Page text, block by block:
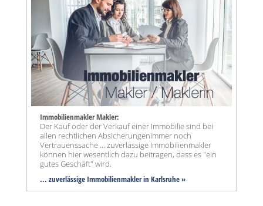
Immobilienmakler Makler:
Der Kauf oder der Verkauf einer Immobilie sind bei
allen rechtlichen Absicherungenimmer noch
Vertrauenssache ... zuverlässige Immobilienmakler
können hier wesentlich dazu beitragen, dass es "ein
gutes Geschäft" wird.
... zuverlässige Immobilienmakler in Karlsruhe »